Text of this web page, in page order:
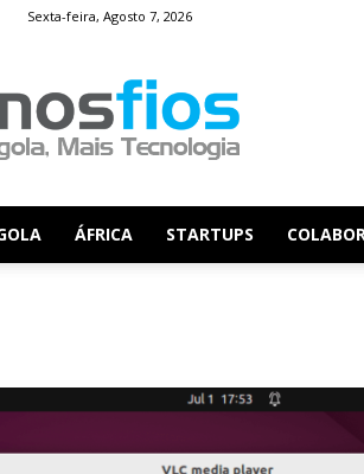
Sexta-feira, Agosto 7, 2026
Fios
ÁFRICA STARTUPS